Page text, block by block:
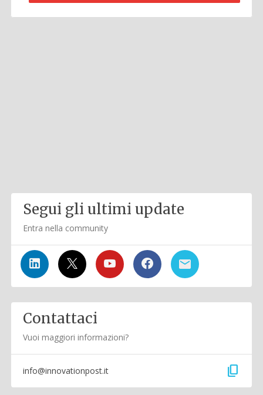
Segui gli ultimi update
Entra nella community
Contattaci
Vuoi maggiori informazioni?
info@innovationpost.it content_copy